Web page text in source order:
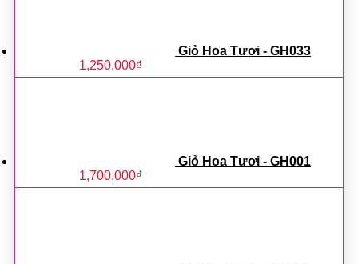
Giỏ Hoa Tươi - GH033
1,250,000₫
Giỏ Hoa Tươi - GH001
1,700,000₫